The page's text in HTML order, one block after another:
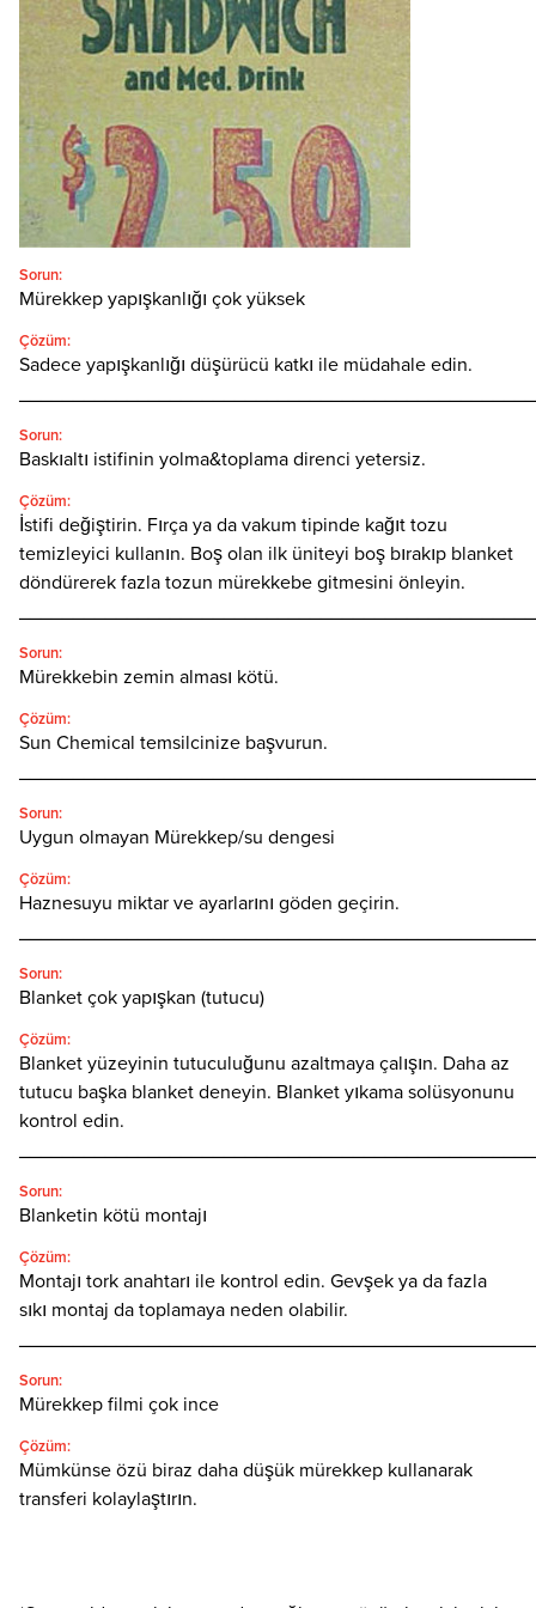
Türkçe
SEARCH
Sorun:
Mürekkep yapışkanlığı çok yüksek
Çözüm:
Sadece yapışkanlığı düşürücü katkı ile müdahale edin.
Sorun:
Baskıaltı istifinin yolma&toplama direnci yetersiz.
Çözüm:
İstifi değiştirin. Fırça ya da vakum tipinde kağıt tozu
temizleyici kullanın. Boş olan ilk üniteyi boş bırakıp blanket
döndürerek fazla tozun mürekkebe gitmesini önleyin.
Sorun:
Mürekkebin zemin alması kötü.
Çözüm:
Sun Chemical temsilcinize başvurun.
Sorun:
Uygun olmayan Mürekkep/su dengesi
Çözüm:
Haznesuyu miktar ve ayarlarını göden geçirin.
Sorun:
Blanket çok yapışkan (tutucu)
Çözüm:
Blanket yüzeyinin tutuculuğunu azaltmaya çalışın. Daha az
tutucu başka blanket deneyin. Blanket yıkama solüsyonunu
kontrol edin.
Sorun:
Blanketin kötü montajı
Çözüm:
Montajı tork anahtarı ile kontrol edin. Gevşek ya da fazla
sıkı montaj da toplamaya neden olabilir.
Sorun:
Mürekkep filmi çok ince
Çözüm:
Mümkünse özü biraz daha düşük mürekkep kullanarak
transferi kolaylaştırın.